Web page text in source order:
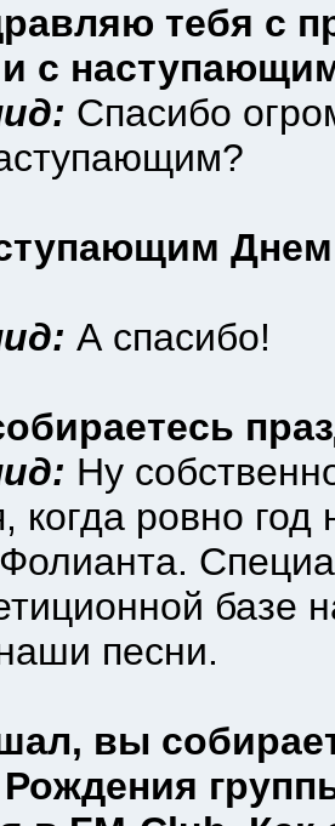
тебя с
с
Спасибо
А спасибо!
Ну
когда ровно год
базе
песни.
вы